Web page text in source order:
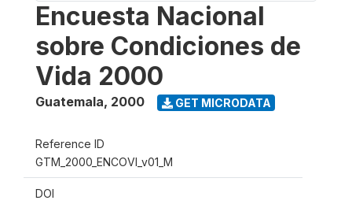
Encuesta Nacional
sobre Condiciones de
Vida 2000
Guatemala, 2000 GET MICRODATA
Reference ID
GTM_2000_ENCOVI_v01_M
DOI